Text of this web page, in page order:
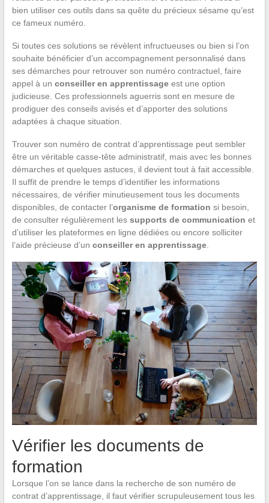
bien utiliser ces outils dans sa quête du précieux sésame qu’est
ce fameux numéro.
Si toutes ces solutions se révèlent infructueuses ou bien si l’on
souhaite bénéficier d’un accompagnement personnalisé dans
ses démarches pour retrouver son numéro contractuel, faire
appel à un conseiller en apprentissageest une option
judicieuse. Ces professionnels aguerris sont en mesure de
prodiguer des conseils avisés et d’apporter des solutions
adaptées à chaque situation.
Trouver son numéro de contrat d’apprentissage peut sembler
être un véritable casse-tête administratif, mais avec les bonnes
démarches et quelques astuces, il devient tout à fait accessible.
Il suffit de prendre le temps d’identifier les informations
nécessaires, de vérifier minutieusement tous les documents
disponibles, de contacter l’organisme de formation si besoin,
de consulter régulièrement les supports de communication et
d’utiliser les plateformes en ligne dédiées ou encore solliciter
l’aide précieuse d’un conseiller en apprentissage.
Vérifier les documents de
formation
Lorsque l’on se lance dans la recherche de son numéro de
contrat d’apprentissage, il faut vérifier scrupuleusement tous les